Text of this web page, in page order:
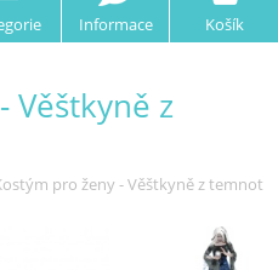
Informace Košík
Věštkyně z
pro ženy - Věštkyně z temnot